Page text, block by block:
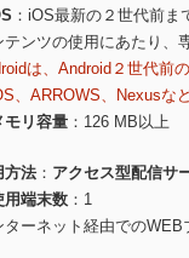
iOS最新の２世代前ま
ンツの使用にあたり、
は、Android２世代前
、ARROWS、Nexusな
モリ容量
126 MB以上
方法
アクセス型配信サ
用端末数
1
ーネット経由でのWEB